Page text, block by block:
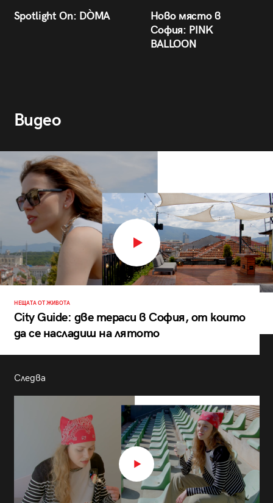
Spotlight On: DÒMA
Ново място в
София: PINK
BALLOON
Видео
НЕЩАТА ОТ ЖИВОТА
City Guide: две тераси в София, от които
да се насладиш на лятото
Следва